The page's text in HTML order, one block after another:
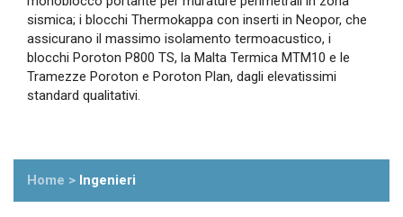
sismica; i blocchi Thermokappa con inserti in Neopor, che
assicurano il massimo isolamento termoacustico, i
blocchi Poroton P800 TS, la Malta Termica MTM10 e le
Tramezze Poroton e Poroton Plan, dagli elevatissimi
standard qualitativi.
Home > Ingenieri